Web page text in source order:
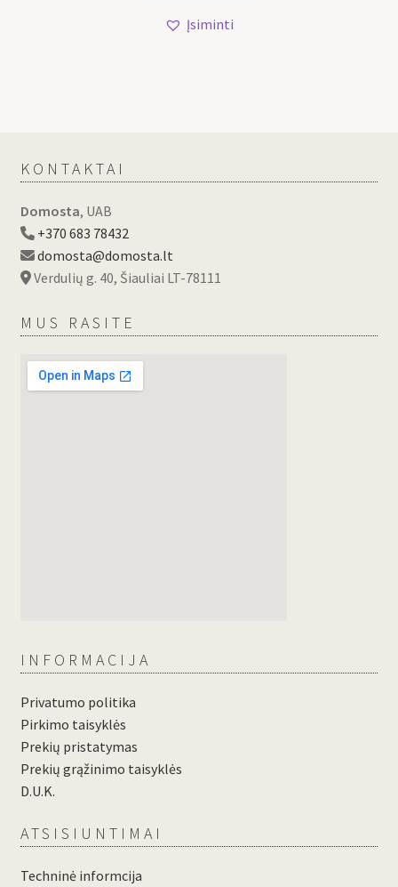
Įsiminti
KONTAKTAI
Domosta, UAB
+370 683 78432
domosta@domosta.lt
Verdulių g. 40, Šiauliai LT-78111
MUS RASITE
INFORMACIJA
Privatumo politika
Pirkimo taisyklės
Prekių pristatymas
Prekių grąžinimo taisyklės
D.U.K.
ATSISIUNTIMAI
Techninė informcija